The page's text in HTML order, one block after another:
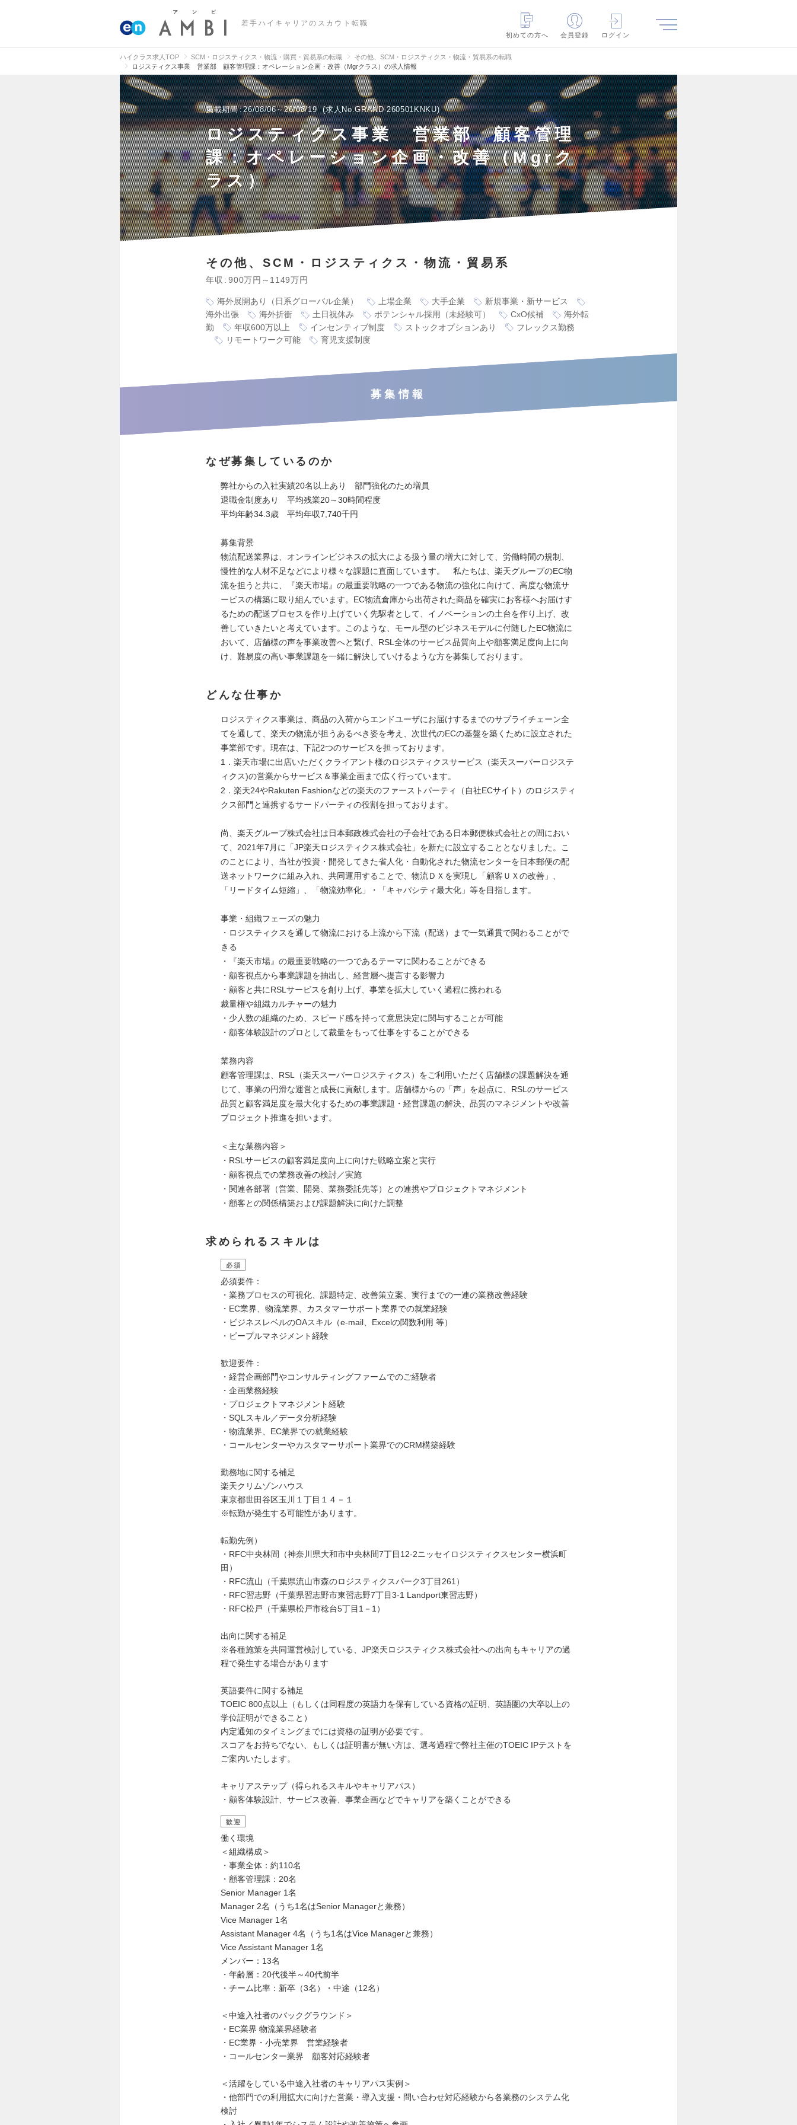
若手ハイキャリアのスカウト転職
初めての方へ
会員登録 ログイン
ハイクラス求人TOP SCM・ロジスティクス・物流・購買・貿易系の転職
その他、SCM・ロジスティクス・物流・貿易系の転職
ロジスティクス事業 営業部 顧客管理課：オペレーション企画・改善（Mgrクラス）の求人情報
掲載期間 26/08/06～26/08/19 求人No.GRAND-260501KNKU
ロジスティクス事業 営業部 顧客管理
課：オペレーション企画・改善（Mgrク
ラス）
その他、SCM・ロジスティクス・物流・貿易系
年収 900万円～1149万円
海外展開あり（日系グローバル企業） 上場企業 大手企業
新規事業・新サービス
海外出張
海外折衝 土日祝休み ポテンシャル採用（未経験可） CxO候補
海外転
勤
年収600万以上 インセンティブ制度 ストックオプションあり
フレックス勤務
リモートワーク可能
育児支援制度
募集情報
なぜ募集しているのか
弊社からの入社実績20名以上あり 部門強化のため増員
退職金制度あり 平均残業20～30時間程度
平均年齢34.3歳 平均年収7,740千円
募集背景
物流配送業界は、オンラインビジネスの拡大による扱う量の増大に対して、労働時間の規制、
慢性的な人材不足などにより様々な課題に直面しています。 私たちは、楽天グループのEC物
流を担うと共に、『楽天市場』の最重要戦略の一つである物流の強化に向けて、高度な物流サ
ービスの構築に取り組んでいます。EC物流倉庫から出荷された商品を確実にお客様へお届けす
るための配送プロセスを作り上げていく先駆者として、イノベーションの土台を作り上げ、改
善していきたいと考えています。このような、モール型のビジネスモデルに付随したEC物流に
おいて、店舗様の声を事業改善へと繋げ、RSL全体のサービス品質向上や顧客満足度向上に向
け、難易度の高い事業課題を一緒に解決していけるような方を募集しております。
どんな仕事か
ロジスティクス事業は、商品の入荷からエンドユーザにお届けするまでのサプライチェーン全
てを通して、楽天の物流が担うあるべき姿を考え、次世代のECの基盤を築くために設立された
事業部です。現在は、下記2つのサービスを担っております。
1．楽天市場に出店いただくクライアント様のロジスティクスサービス（楽天スーパーロジステ
ィクス)の営業からサービス＆事業企画まで広く行っています。
2．楽天24やRakuten Fashionなどの楽天のファーストパーティ（自社ECサイト）のロジスティ
クス部門と連携するサードパーティの役割を担っております。
尚、楽天グループ株式会社は日本郵政株式会社の子会社である日本郵便株式会社との間におい
て、2021年7月に「JP楽天ロジスティクス株式会社」を新たに設立することとなりました。こ
のことにより、当社が投資・開発してきた省人化・自動化された物流センターを日本郵便の配
送ネットワークに組み入れ、共同運用することで、物流ＤＸを実現し「顧客ＵＸの改善」、
「リードタイム短縮」、「物流効率化」・「キャパシティ最大化」等を目指します。
事業・組織フェーズの魅力
・ロジスティクスを通して物流における上流から下流（配送）まで一気通貫で関わることがで
きる
・『楽天市場』の最重要戦略の一つであるテーマに関わることができる
・顧客視点から事業課題を抽出し、経営層へ提言する影響力
・顧客と共にRSLサービスを創り上げ、事業を拡大していく過程に携われる
裁量権や組織カルチャーの魅力
・少人数の組織のため、スピード感を持って意思決定に関与することが可能
・顧客体験設計のプロとして裁量をもって仕事をすることができる
業務内容
顧客管理課は、RSL（楽天スーパーロジスティクス）をご利用いただく店舗様の課題解決を通
じて、事業の円滑な運営と成長に貢献します。店舗様からの「声」を起点に、RSLのサービス
品質と顧客満足度を最大化するための事業課題・経営課題の解決、品質のマネジメントや改善
プロジェクト推進を担います。
＜主な業務内容＞
・RSLサービスの顧客満足度向上に向けた戦略立案と実行
・顧客視点での業務改善の検討／実施
・関連各部署（営業、開発、業務委託先等）との連携やプロジェクトマネジメント
・顧客との関係構築および課題解決に向けた調整
求められるスキルは
必須
必須要件：
・業務プロセスの可視化、課題特定、改善策立案、実行までの一連の業務改善経験
・EC業界、物流業界、カスタマーサポート業界での就業経験
・ビジネスレベルのOAスキル（e-mail、Excelの関数利用 等）
・ピープルマネジメント経験
歓迎要件：
・経営企画部門やコンサルティングファームでのご経験者
・企画業務経験
・プロジェクトマネジメント経験
・SQLスキル／データ分析経験
・物流業界、EC業界での就業経験
・コールセンターやカスタマーサポート業界でのCRM構築経験
勤務地に関する補足
楽天クリムゾンハウス
東京都世田谷区玉川１丁目１４－１
※転勤が発生する可能性があります。
転勤先例）
・RFC中央林間（神奈川県大和市中央林間7丁目12-2ニッセイロジスティクスセンター横浜町
田）
・RFC流山（千葉県流山市森のロジスティクスパーク3丁目261）
・RFC習志野（千葉県習志野市東習志野7丁目3-1 Landport東習志野）
・RFC松戸（千葉県松戸市稔台5丁目1－1）
出向に関する補足
※各種施策を共同運営検討している、JP楽天ロジスティクス株式会社への出向もキャリアの過
程で発生する場合があります
英語要件に関する補足
TOEIC 800点以上（もしくは同程度の英語力を保有している資格の証明、英語圏の大卒以上の
学位証明ができること）
内定通知のタイミングまでには資格の証明が必要です。
スコアをお持ちでない、もしくは証明書が無い方は、選考過程で弊社主催のTOEIC IPテストを
ご案内いたします。
キャリアステップ（得られるスキルやキャリアパス）
・顧客体験設計、サービス改善、事業企画などでキャリアを築くことができる
歓迎
働く環境
＜組織構成＞
・事業全体：約110名
・顧客管理課：20名
Senior Manager 1名
Manager 2名（うち1名はSenior Managerと兼務）
Vice Manager 1名
Assistant Manager 4名（うち1名はVice Managerと兼務）
Vice Assistant Manager 1名
メンバー：13名
・年齢層：20代後半～40代前半
・チーム比率：新卒（3名）・中途（12名）
＜中途入社者のバックグラウンド＞
・EC業界 物流業界経験者
・EC業界・小売業界 営業経験者
・コールセンター業界 顧客対応経験者
＜活躍をしている中途入社者のキャリアパス実例＞
・他部門での利用拡大に向けた営業・導入支援・問い合わせ対応経験から各業務のシステム化
検討